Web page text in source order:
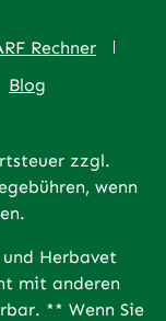
Rechner
Blog
zzgl.
wenn
Herbavet
mit anderen
** Wenn Sie